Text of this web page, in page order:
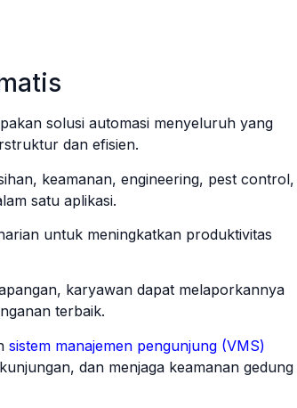
solusi automasi menyeluruh yang
dan efisien.
keamanan, engineering, pest control,
satu aplikasi.
untuk meningkatkan produktivitas
karyawan dapat melaporkannya
terbaik.
sistem manajemen pengunjung (VMS)
dan menjaga keamanan gedung